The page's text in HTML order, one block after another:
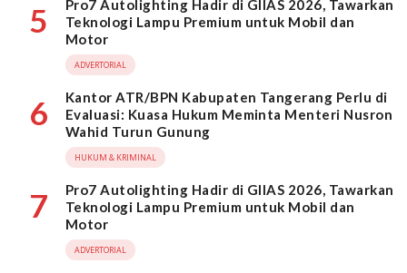
5
Pro7 Autolighting Hadir di GIIAS 2026, Tawarkan
Teknologi Lampu Premium untuk Mobil dan
Motor
ADVERTORIAL
6
Kantor ATR/BPN Kabupaten Tangerang Perlu di
Evaluasi: Kuasa Hukum Meminta Menteri Nusron
Wahid Turun Gunung
HUKUM & KRIMINAL
7
Pro7 Autolighting Hadir di GIIAS 2026, Tawarkan
Teknologi Lampu Premium untuk Mobil dan
Motor
ADVERTORIAL